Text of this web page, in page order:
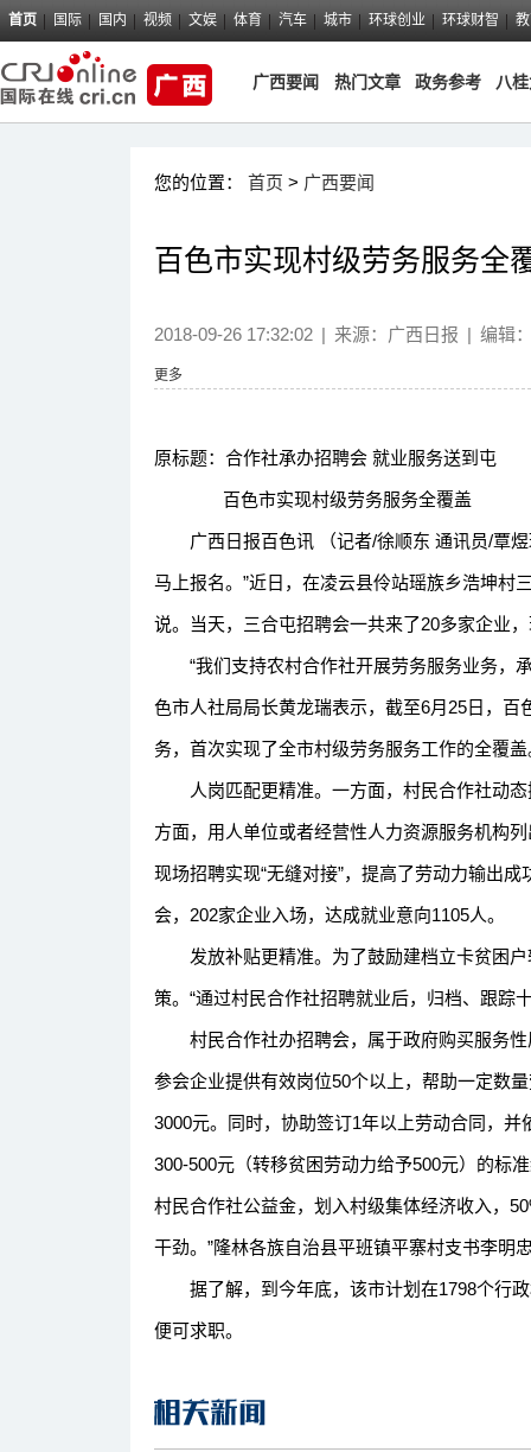
首页 国际 国内 视频 文娱 体育 汽车 城市 环球创业 环球财智
广西要闻 热门文章 政务参考 八
您的位置： 首页 > 广西要闻
百色市实现村级劳务服务全
2018-09-26 17:32:02 | 来源： 广西日报 | 编辑
更多
原标题：合作社承办招聘会 就业服务送到屯
百色市实现村级劳务服务全覆盖
广西日报百色讯 （记者/徐顺东 通讯员/覃煜
马上报名。”近日，在凌云县伶站瑶族乡浩坤村
说。当天，三合屯招聘会一共来了20多家企业
“我们支持农村合作社开展劳务服务业务，承
色市人社局局长黄龙瑞表示，截至6月25日，
务，首次实现了全市村级劳务服务工作的全覆盖
人岗匹配更精准。一方面，村民合作社动态
方面，用人单位或者经营性人力资源服务机构
现场招聘实现“无缝对接”，提高了劳动力输出
会，202家企业入场，达成就业意向1105人。
发放补贴更精准。为了鼓励建档立卡贫困户
策。“通过村民合作社招聘就业后，归档、跟踪
村民合作社办招聘会，属于政府购买服务性
参会企业提供有效岗位50个以上，帮助一定数
3000元。同时，协助签订1年以上劳动合同，
300-500元（转移贫困劳动力给予500元）的标
村民合作社公益金，划入村级集体经济收入，
干劲。”隆林各族自治县平班镇平寨村支书李明
据了解，到今年底，该市计划在1798个行政
便可求职。